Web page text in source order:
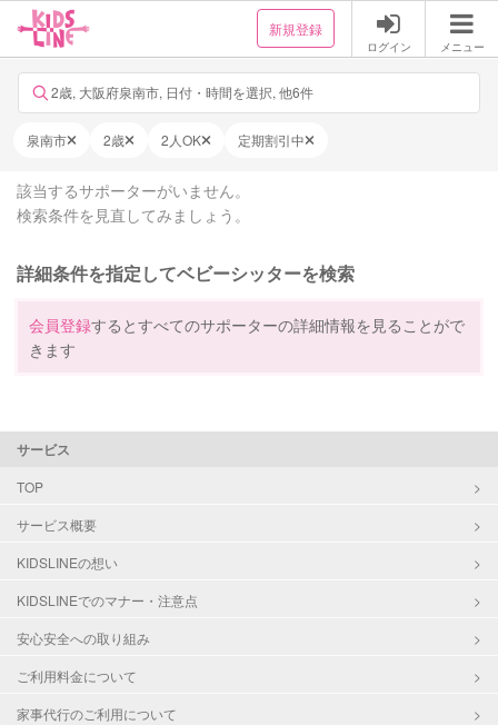
新規登録
ログイン メニュー
2歳, 大阪府泉南市, 日付・時間を選択, 他6件
泉南市 2歳 2人OK 定期割引中
該当するサポーターがいません。
検索条件を見直してみましょう。
詳細条件を指定してベビーシッターを検索
会員登録するとすべてのサポーターの詳細情報を見ることがで
きます
サービス
TOP
サービス概要
KIDSLINEの想い
KIDSLINEでのマナー・注意点
安心安全への取り組み
ご利用料金について
家事代行のご利用について